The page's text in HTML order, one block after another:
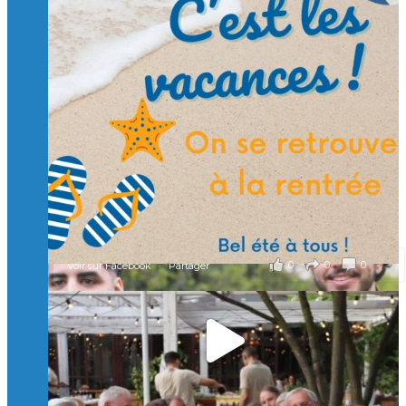
🙏 Soutenez l’Isep via la taxe d’apprentissage 2026
et contribuons ensemble à former les générations
d’ingénieurs de demain. 🙏
Merci à tous !
🎯 Taxe d’apprentissage 2026 : avec l'Isep, investissez pour
un numérique au service de l'humain !
À l’Isep, nous formons des ingénieurs, des bachelors, des
Mastères Spécialisés, qui allient excellence technologique et
valeurs humaines, au cœur de notre pro
...Voir plus
il y a 2 mois
0 0 0
Voir sur Facebook · Partager
🚀Afterwork à Genève 🚀
🥳 Le 22 avril dernier, 14 Alumni vivant / travaillant
en Suisse ont partagé un moment convivial de